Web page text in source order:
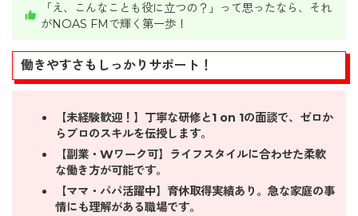
「え、こんなことも役に立つの？」って思ったなら、それ
がNOAS FMで輝く第一歩！
働きやすさもしっかりサポート！
【未経験歓迎！】丁寧な研修と1 on 1の面談で、ゼロか
らプロのスキルを伝授します。
【副業・Wワーク可】ライフスタイルに合わせた柔軟
な働き方が可能です。
【ママ・パパ活躍中】育休取得実績あり。急な家庭の事
情にも理解がある職場です。